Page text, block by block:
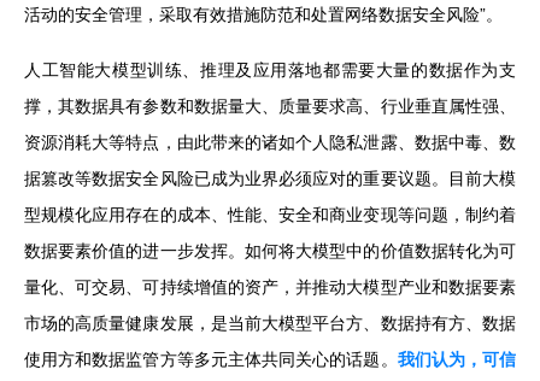
活动的安全管理，采取有效措施防范和处置网络数据安全风险”。
人工智能大模型训练、推理及应用落地都需要大量的数据作为支
撑，其数据具有参数和数据量大、质量要求高、行业垂直属性强、
资源消耗大等特点，由此带来的诸如个人隐私泄露、数据中毒、数
据篡改等数据安全风险已成为业界必须应对的重要议题。目前大模
型规模化应用存在的成本、性能、安全和商业变现等问题，制约着
数据要素价值的进一步发挥。如何将大模型中的价值数据转化为可
量化、可交易、可持续增值的资产，并推动大模型产业和数据要素
市场的高质量健康发展，是当前大模型平台方、数据持有方、数据
使用方和数据监管方等多元主体共同关心的话题。 我们认为，可信